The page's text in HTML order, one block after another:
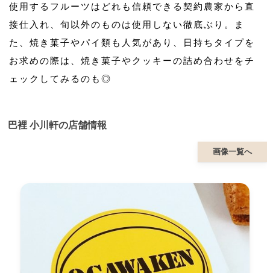
使用するフルーツはどれも信頼できる契約農家から直
接仕入れ、旬以外のものは使用しない徹底ぶり。ま
た、焼き菓子やパイ類も人気があり、日持ちタイプを
お求めの際は、焼き菓子やクッキーの詰め合わせをチ
ェックしてみるのも◎
巴裡 小川軒の店舗情報
画像一覧へ